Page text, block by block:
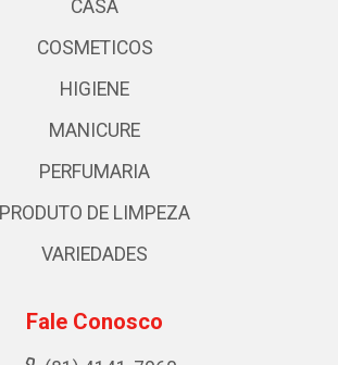
CASA
COSMETICOS
HIGIENE
MANICURE
PERFUMARIA
PRODUTO DE LIMPEZA
VARIEDADES
Fale Conosco